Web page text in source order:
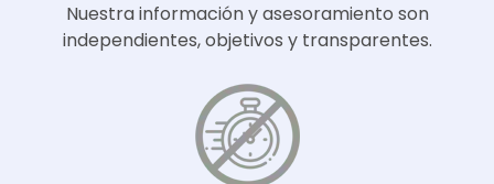
Nuestra información y asesoramiento son
independientes, objetivos y transparentes.